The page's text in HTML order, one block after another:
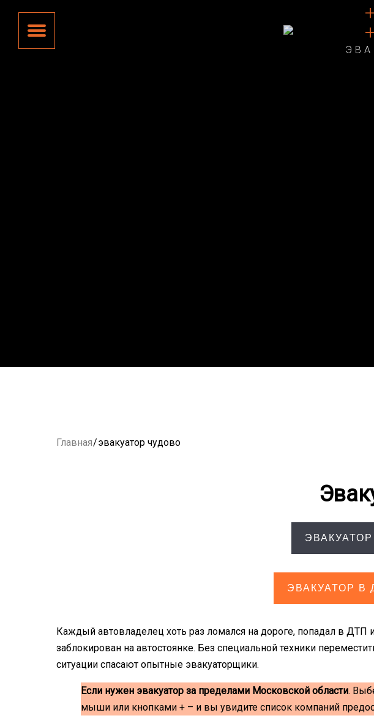
Главная/эвакуатор чудово
ЭВАКУАТОР В
Каждый автовладелец хоть раз ломался на дороге, попадал в ДТП
заблокирован на автостоянке. Без специальной техники
ситуации спасают опытные эвакуаторщики.
Если нужен эвакуатор за пределами Московской области.
мыши или кнопками + – и вы увидите список компаний